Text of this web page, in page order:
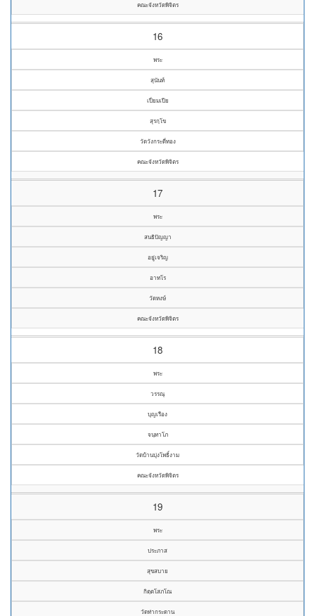
คณะจังหวัดพิจิตร
16
พระ
สุนันท์
เปี่ยมเปีย
สุรกฺโข
วัดวังกระดี่ทอง
คณะจังหวัดพิจิตร
17
พระ
สนธิปัญญา
อยู่เจริญ
อาทโร
วัดหงษ์
คณะจังหวัดพิจิตร
18
พระ
วรรณุ
บุญเรือง
จนฺทาโภ
วัดบ้านบุ่งโพธิ์งาม
คณะจังหวัดพิจิตร
19
พระ
ประภาส
สุขสบาย
กิตฺตโสภโณ
วัดท่ากระดาน